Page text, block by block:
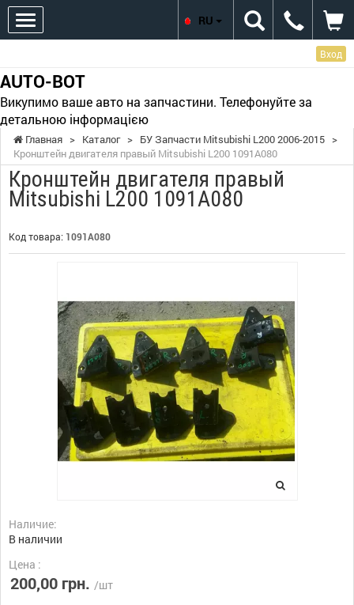
Вход
AUTO-BOT
Викупимо ваше авто на запчастини. Телефонуйте за
детальною інформацією
RU
Главная > Каталог > БУ Запчасти Mitsubishi L200 2006-2015 >
Кронштейн двигателя правый Mitsubishi L200 1091A080
Кронштейн двигателя правый
Mitsubishi L200 1091A080
Код товара: 1091A080
Наличие:
В наличии
Цена :
200,00 грн. /шт